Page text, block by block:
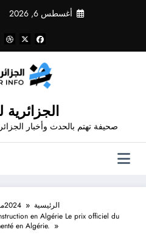
أغسطس 6, 2026
الجزائرية
صحيفة تهتم بالحدث وأخبار
الرئيسية 2024
en Algérie Le prix officiel du
en Algérie.